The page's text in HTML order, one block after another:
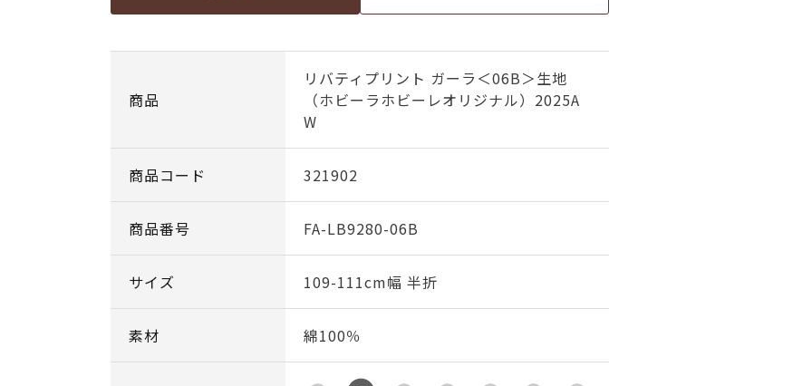
商品
リバティプリント ガーラ＜06B＞生地
（ホビーラホビーレオリジナル）2025A
W
商品コード 321902
商品番号 FA-LB9280-06B
サイズ 109-111cm幅 半折
素材 綿100％